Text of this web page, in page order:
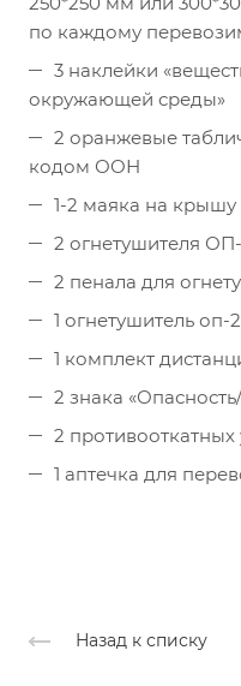
по каждому
3 наклейки
окружающей среды»
2 оранжевые
кодом ООН
1-2 маяка на крышу
2 огнетушителя
2 пенала для
1 огнетушитель оп-2
1 комплект
2 знака
2 противооткатных
1 аптечка для
Назад к списку